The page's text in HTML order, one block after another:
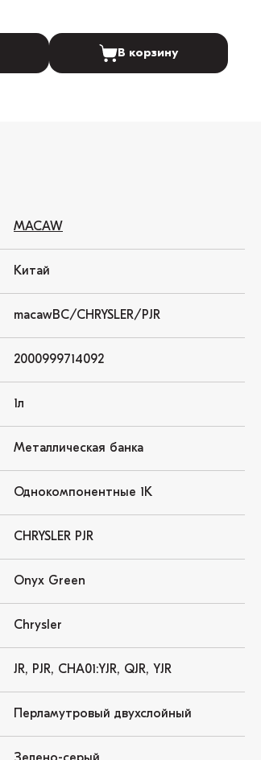
В корзину
MACAW
Китай
macawBC/CHRYSLER/PJR
2000999714092
1л
Металлическая банка
Однокомпонентные 1K
CHRYSLER PJR
Onyx Green
Chrysler
JR, PJR, CHA01:YJR, QJR, YJR
Перламутровый двухслойный